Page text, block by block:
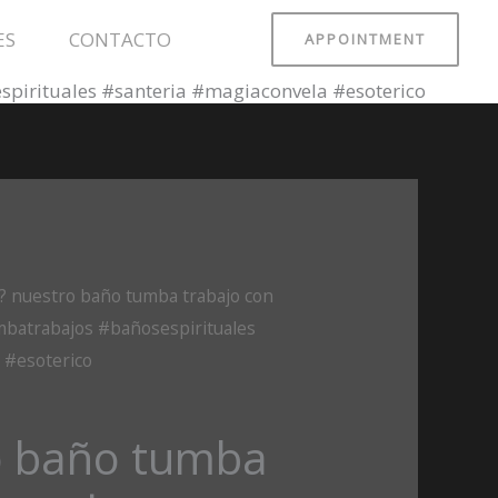
CONTACTO APPOINTMENT
#santeria #magiaconvela #esoterico
nuestro baño tumba trabajo con
#bañosespirituales
#esoterico
baño tumba